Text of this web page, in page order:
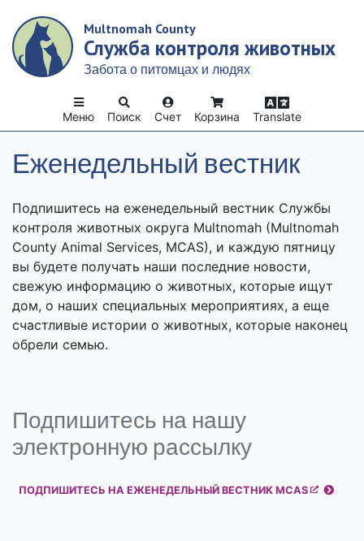
main
content
Multnomah County
Служба контроля животных
Забота о питомцах и людях
Поиск Счет Корзина Translate
Меню
Еженедельный вестник
Подпишитесь на еженедельный вестник Службы
контроля животных округа Multnomah (Multnomah
County Animal Services, MCAS), и каждую пятницу
вы будете получать наши последние новости,
свежую информацию о животных, которые ищут
дом, о наших специальных мероприятиях, а еще
счастливые истории о животных, которые наконец
обрели семью.
Подпишитесь на нашу
электронную рассылку
ПОДПИШИТЕСЬ НА ЕЖЕНЕДЕЛЬНЫЙ ВЕСТНИК MCAS